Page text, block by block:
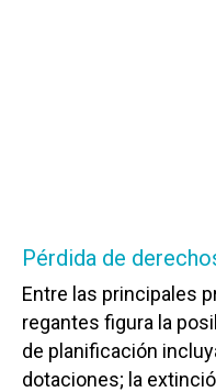
Pérdida de
Entre las principales
regantes figura la
de planificación
dotaciones; la